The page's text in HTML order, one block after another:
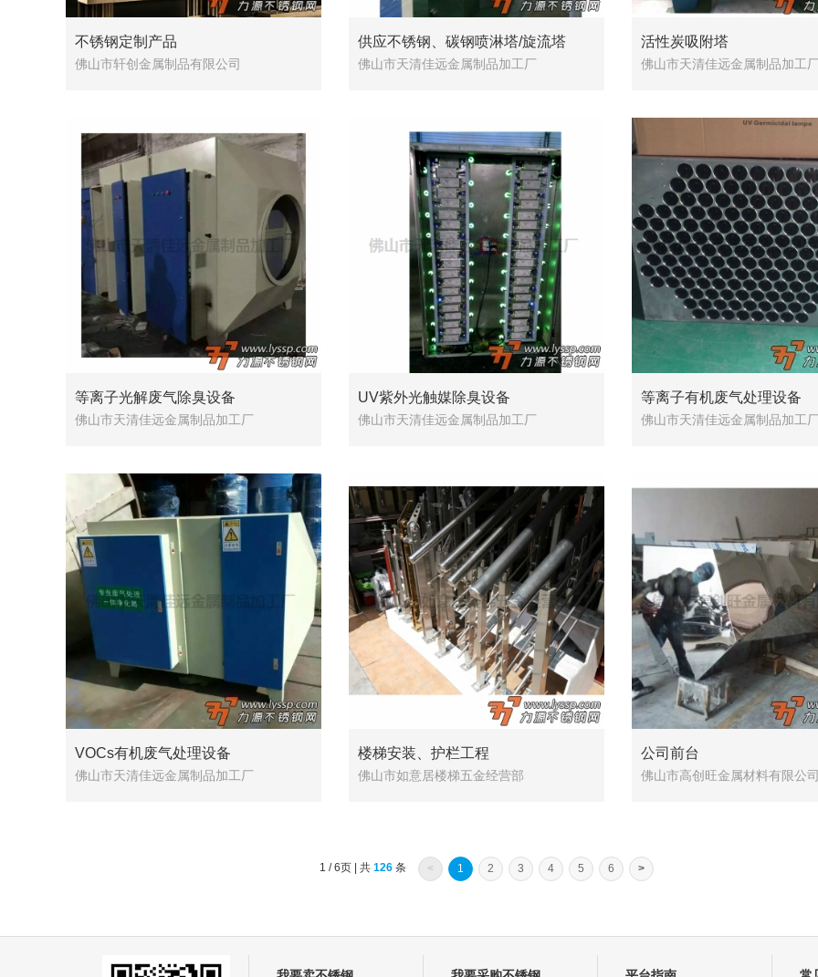
不锈钢定制产品
佛山市轩创金属制品有限公司
供应不锈钢、碳钢喷淋塔/旋流塔
佛山市天清佳远金属制品加工厂
活性炭吸附塔
佛山市天清佳远金属制品加工
等离子光解废气除臭设备
佛山市天清佳远金属制品加工厂
UV紫外光触媒除臭设备
佛山市天清佳远金属制品加工厂
等离子有机废气处理设备
佛山市天清佳远金属制品加工
VOCs有机废气处理设备
佛山市天清佳远金属制品加工厂
楼梯安装、护栏工程
佛山市如意居楼梯五金经营部
公司前台
佛山市高创旺金属材料有限公
1 / 6页 | 共 126 条 < 1 2 3 4 5 6 >